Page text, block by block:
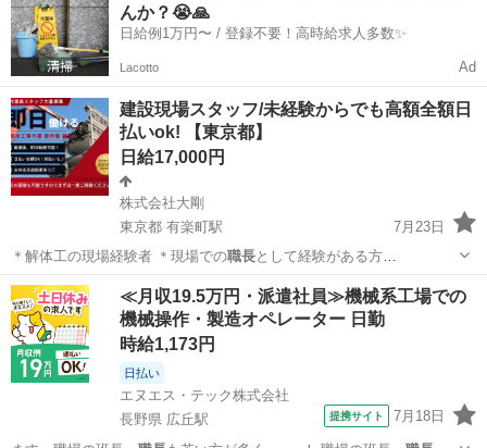
んか？😭🙏
日給例1万円〜 / 登録不要！高時給求人多数✨
Lacotto Ad
建設現場スタッフ/未経験からでも高額全額日
払いok! 【東京都】
日給17,000円
株式会社大剛
東京都 有楽町駅
7月23日
＊解体工の現場経験者 ＊現場での職長として経験がある方
└───────…
東京 千代田区 有楽町駅 建築 スタッフ
≪月収19.5万円・派遣社員≫機械系工場での
機械操作・製造オペレーター 日勤
時給1,173円
日払い
エヌエス・テック株式会社
長野県 広丘駅
提携サイト 7月18日